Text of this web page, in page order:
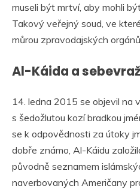
museli být mrtví, aby mohli
Takový veřejný soud, ve
můrou zpravodajských orgánů.
Al-Káida a
14. ledna 2015 se objevil na
s šedožlutou kozí bradkou
se k odpovědnosti za útoky
dobře známo, Al-Káidu
původně seznamem
naverbovaných Američany